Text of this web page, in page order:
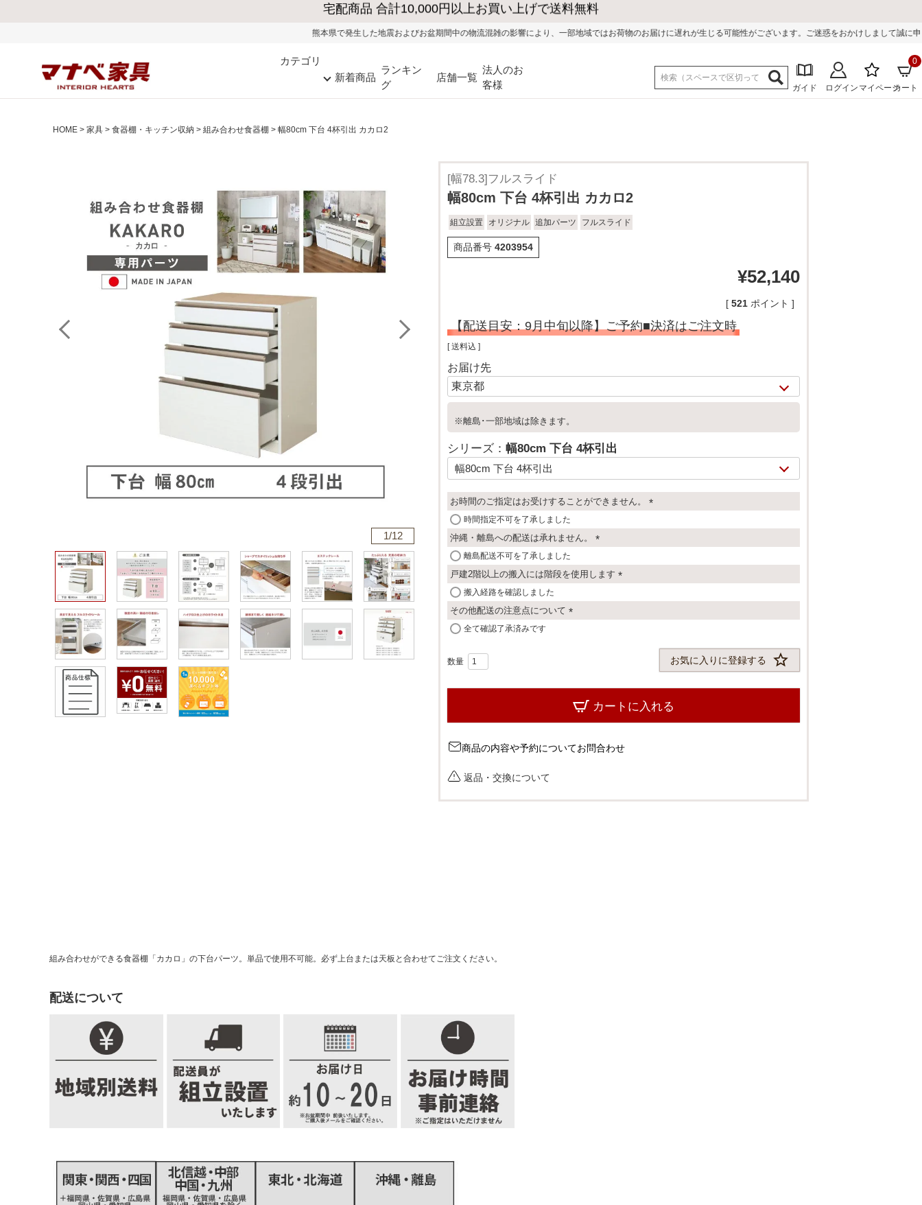
熊本県で発生した地震およびお盆期間中の物流混雑の影響により、一部地域ではお荷物のお届けに遅れが生じる可能性がございます。ご迷惑をおかけしまして誠に申し訳ございません。
カテゴリ
新着商品
ランキン
グ
店舗一覧
法人のお
客様
ガイド ログイン マイページカート
0
HOME 家具 食器棚・キッチン収納 組み合わせ食器棚 幅80cm 下台 4杯引出 カカロ2
1/12
[幅78.3]フルスライド
幅80cm 下台 4杯引出 カカロ2
組立設置 オリジナル 追加パーツ フルスライド
商品番号 4203954
¥52,140
[ 521 ポイント ]
【配送目安：9月中旬以降】ご予約■決済はご注文時
送料込
お届け先
※離島･一部地域は除きます。
シリーズ： 幅80cm 下台 4杯引出
お時間のご指定はお受けすることができません。
必
時間指定不可を了承しました
沖縄・離島への配送は承れません。
必
須
離島配送不可を了承しました
戸建2階以上の搬入には階段を使用します
必
搬入経路を確認しました
その他配送の注意点について
全て確認了承済みです
お気に入りに登録する
カートに入れる
商品の内容や予約についてお問合わせ
返品・交換について
組み合わせができる食器棚「カカロ」の下台パーツ。単品で使用不可能。必ず上台または天板と合わせてご注文ください。
配送について